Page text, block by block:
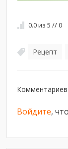
0.0из5 // 0
Рецепт
Комментариев
Войдите,